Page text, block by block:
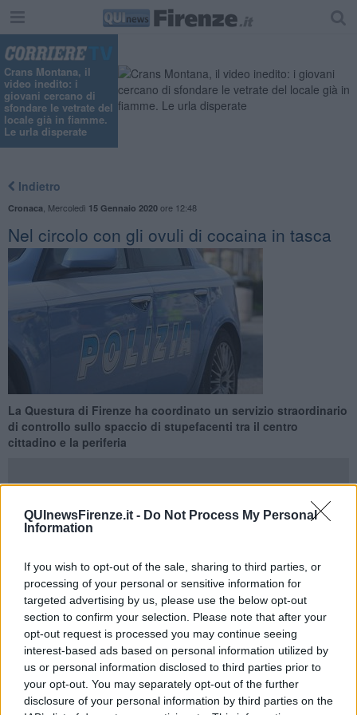
QUInewsFirenze.it - Do Not Process My Personal
Information
If you wish to opt-out of the sale, sharing to third parties, or
processing of your personal or sensitive information for
targeted advertising by us, please use the below opt-out
section to confirm your selection. Please note that after your
opt-out request is processed you may continue seeing
interest-based ads based on personal information utilized by
us or personal information disclosed to third parties prior to
your opt-out. You may separately opt-out of the further
disclosure of your personal information by third parties on the
Crans Montana, il
video inedito: i
giovani cercano di
sfondare le vetrate del
locale già in fiamme.
Le urla disperate
Indietro
Cronaca Mercoledì 15 Gennaio 2020ore 12:48
Nel circolo con gli ovuli di cocaina in tasca
La Questura di Firenze ha coordinato un servizio straordinario
di controllo sullo spaccio di stupefacenti tra il centro
cittadino e la periferia
circolo di Firenze con alcuni ovuli di cocaina nelle tasche del
giubbotto. L'episodio risale al pomeriggio di ieri quando gli agenti
della polizia in servizio nella zona di Careggi hanno denunciato per
detenzione ai fini di spaccio di sostanza stupefacente un 26enne
marocchino sorpreso nei pressi di un circolo con cinque ovuli di
cocaina nella tasca del giubbotto.
Sono state oltre 50 le persone identificate, una è stata arrestata e
cinque denunciate durante il servizio straordinario di controllo del
territorio effettuato dalla Questura di Firenze tra il centro e la
periferia cittadina.